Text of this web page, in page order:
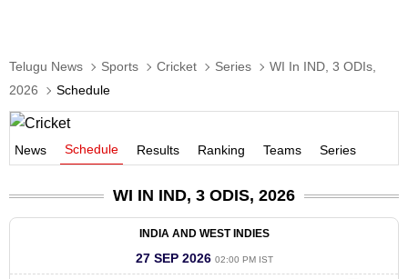
Telugu News Sports Cricket Series
WI In IND, 3 ODIs,
2026
Schedule
News Schedule Results Ranking Teams Series
WI IN IND, 3 ODIS, 2026
INDIA AND WEST INDIES
27 SEP 2026 02:00 PM IST